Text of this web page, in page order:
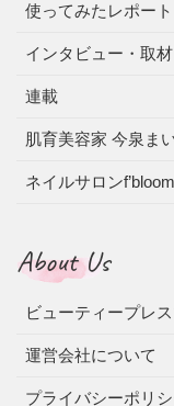
使ってみたレポート
インタビュー・取材
連載
肌育美容家 今泉ま
ネイルサロン
About Us
ビューティープレ
運営会社について
プライバシーポリ